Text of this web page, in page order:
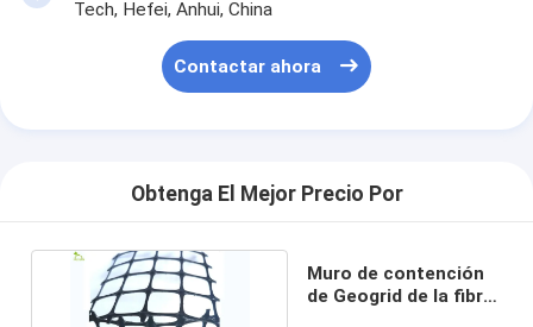
Tech, Hefei, Anhui, China
Contactar ahora
Obtenga El Mejor Precio Por
Muro de contención
de Geogrid de la fibra